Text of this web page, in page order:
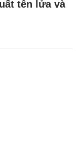
tên lửa và